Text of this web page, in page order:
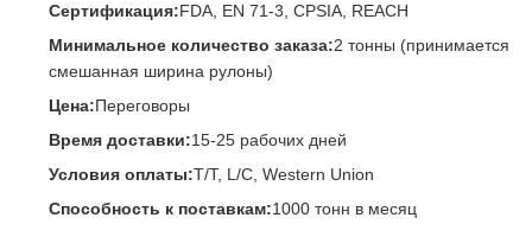
Сертификация:FDA, EN 71-3, CPSIA, REACH
Минимальное количество заказа:2 тонны (принимается
смешанная ширина рулоны)
Цена:Переговоры
Время доставки:15-25 рабочих дней
Условия оплаты:T/T, L/C, Western Union
Способность к поставкам:1000 тонн в месяц